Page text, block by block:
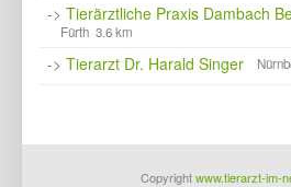
-> Tierärztliche Praxis Dambach
Fürth 3.6 km
-> Tierarzt Dr. Harald Singer
Copyrightwww.tierarzt-im-